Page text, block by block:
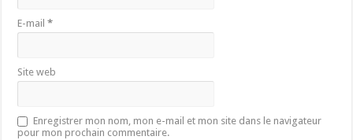
E-mail*
Site web
Enregistrer mon nom, mon e-mail et mon site dans le navigateur
pour mon prochain commentaire.